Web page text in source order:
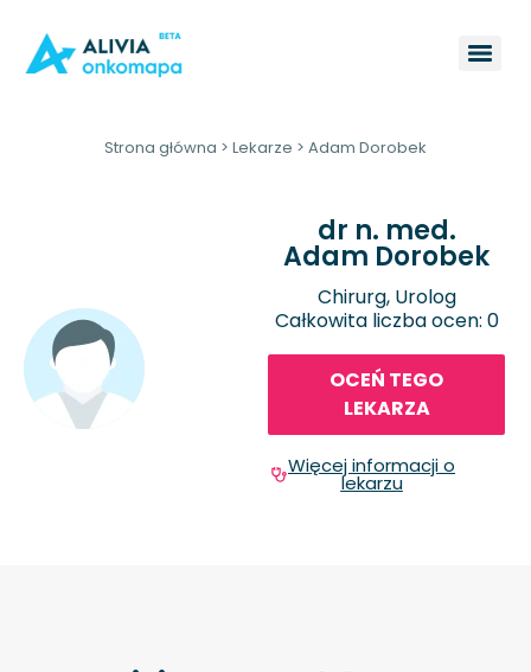
Strona główna > Lekarze > Adam Dorobek
dr n. med.
Adam Dorobek
Chirurg, Urolog
Całkowita liczba ocen: 0
OCEŃ TEGO
LEKARZA
Więcej informacji o
lekarzu